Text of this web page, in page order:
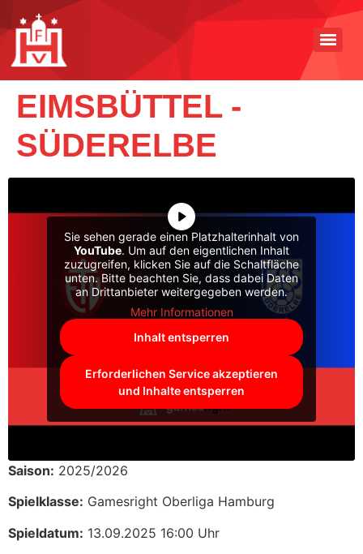
EIMSBÜTTEL -
SÜDERELBE
Sie sehen gerade einen Platzhalterinhalt von
YouTube. Um auf den eigentlichen Inhalt
zuzugreifen, klicken Sie auf die Schaltfläche
unten. Bitte beachten Sie, dass dabei Daten
an Drittanbieter weitergegeben werden.
Mehr Informationen
Inhalt entsperren
Erforderlichen Service akzeptieren
und Inhalte entsperren
Saison: 2025/2026
Spielklasse: Gamesright Oberliga Hamburg
Spieldatum: 13.09.2025 16:00 Uhr